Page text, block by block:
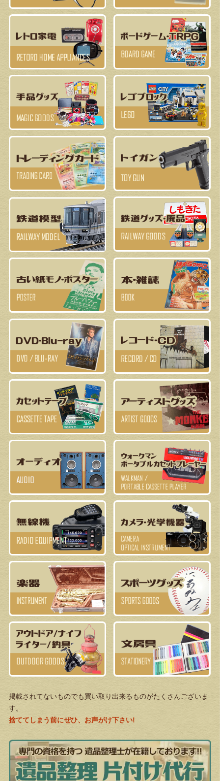
掲載されてないものでも買い取り出来るものがたくさんございま
す。
捨ててしまう前にぜひ、お声がけ下さい!